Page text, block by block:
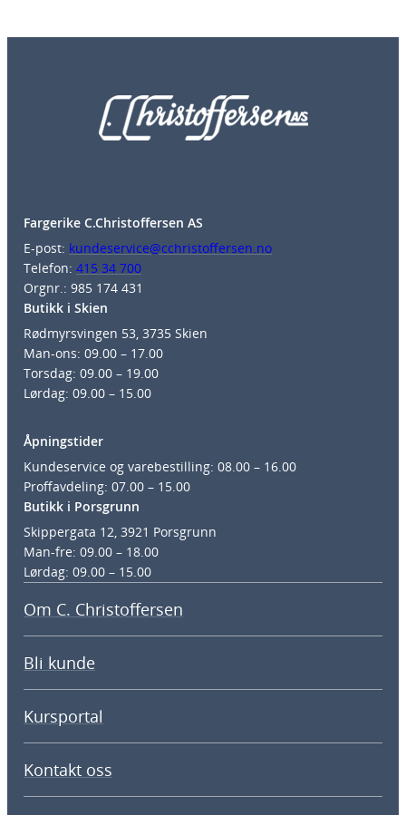
Fargerike C.Christoffersen AS
E-post: kundeservice@cchristoffersen.no
Telefon: 415 34 700
Orgnr.: 985 174 431
Butikk i Skien
Rødmyrsvingen 53, 3735 Skien
Man-ons: 09.00 – 17.00
Torsdag: 09.00 – 19.00
Lørdag: 09.00 – 15.00
Åpningstider
Kundeservice og varebestilling: 08.00 – 16.00
Proffavdeling: 07.00 – 15.00
Butikk i Porsgrunn
Skippergata 12, 3921 Porsgrunn
Man-fre: 09.00 – 18.00
Lørdag: 09.00 – 15.00
Om C. Christoffersen
Bli kunde
Kursportal
Kontakt oss